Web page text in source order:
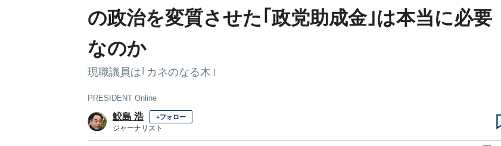
の政治を変質させた｢政党助成金｣は本当に必要
なのか
現職議員は｢カネのなる木｣
PRESIDENT Online
鮫島 浩 +フォロー
ジャーナリスト